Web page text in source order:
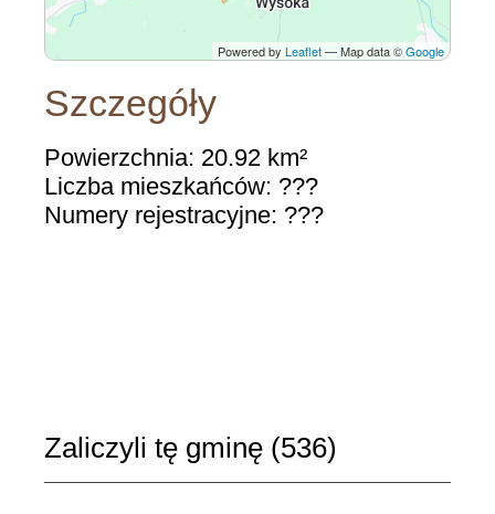
Powered by Leaflet— Map data ©Google
Szczegóły
Powierzchnia: 20.92 km²
Liczba mieszkańców: ???
Numery rejestracyjne: ???
Zaliczyli tę gminę (536)